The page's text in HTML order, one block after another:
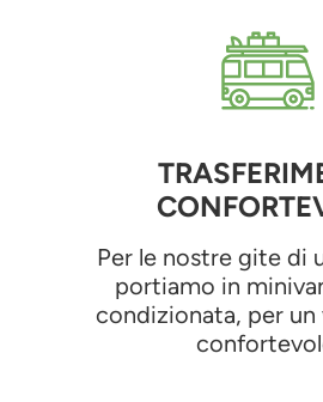
Per le nostre gite di
portiamo in
condizionata, per